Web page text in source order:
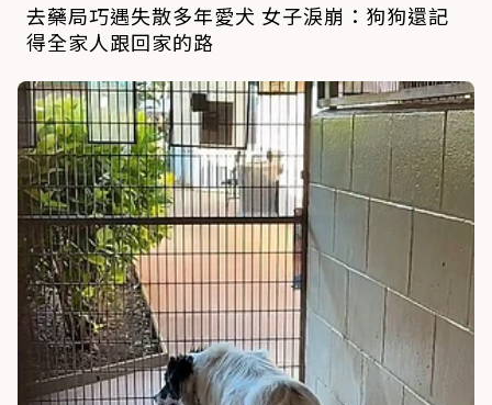
去藥局巧遇失散多年愛犬 女子淚崩：狗狗還記
得全家人跟回家的路